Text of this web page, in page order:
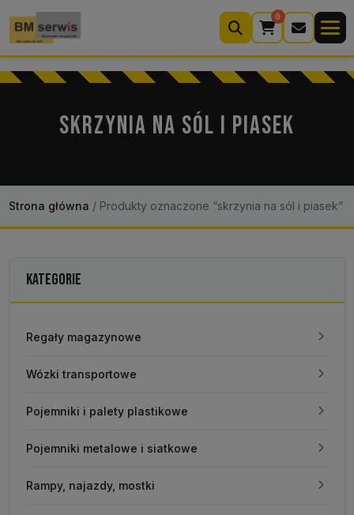
0
Wyszukiwarka
produktów
Kontakt 22 633 33 11
SKRZYNIA NA SÓL I PIASEK
Strona główna /Produkty oznaczone “skrzynia na sól i piasek”
KATEGORIE
Regały magazynowe
Wózki transportowe
Pojemniki i palety plastikowe
Pojemniki metalowe i siatkowe
Rampy, najazdy, mostki